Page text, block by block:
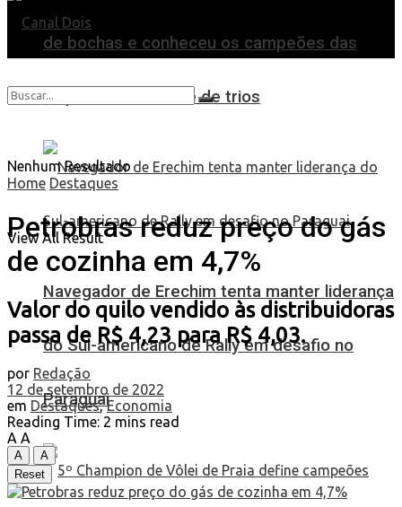
de bochas e conheceu os campeões das
disputas individual e de trios
Navegador de Erechim tenta manter liderança
do Sul-americano de Rally em desafio no
Paraguai
Nenhum Resultado
View All Result
Home Destaques
Petrobras reduz preço do gás
de cozinha em 4,7%
Valor do quilo vendido às distribuidoras
passa de R$ 4,23 para R$ 4,03.
por Redação
12 de setembro de 2022
em Destaques,Economia
Reading Time: 2 mins read
A A
A
A
Reset